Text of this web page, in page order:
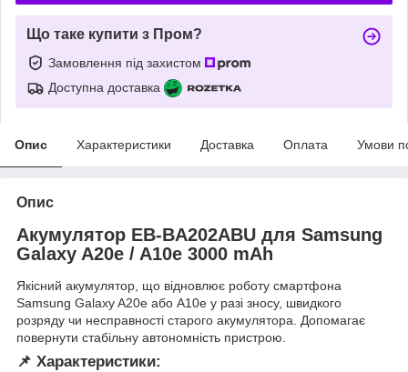
Що таке купити з Пром?
Замовлення під захистом
Доступна доставка
Опис Характеристики Доставка Оплата Умови
Опис
Акумулятор EB-BA202ABU для Samsung
Galaxy A20e / A10e 3000 mAh
Якісний акумулятор, що відновлює роботу смартфона
Samsung Galaxy A20e або A10e у разі зносу, швидкого
розряду чи несправності старого акумулятора. Допомагає
повернути стабільну автономність пристрою.
📌 Характеристики: